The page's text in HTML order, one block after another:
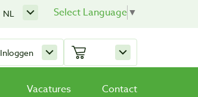
Select Language▼
NL
Inloggen
Vacatures Contact